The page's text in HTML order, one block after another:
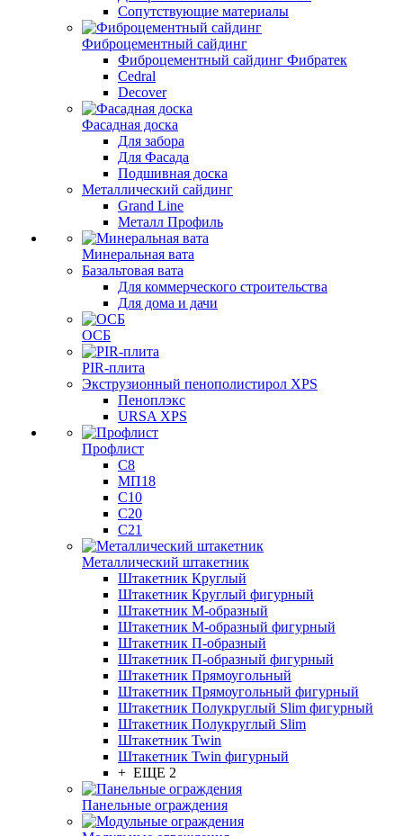
Сопутствующие материалы
Фиброцементный сайдинг
Фиброцементный сайдинг Фибратек
Cedral
Decover
Фасадная доска
Для забора
Для Фасада
Подшивная доска
Металлический сайдинг
Grand Line
Металл Профиль
Минеральная вата
Базальтовая вата
Для коммерческого строительства
Для дома и дачи
ОСБ
PIR-плита
Экструзионный пенополистирол XPS
Пеноплэкс
URSA XPS
Профлист
С8
МП18
С10
С20
С21
Металлический штакетник
Штакетник Круглый
Штакетник Круглый фигурный
Штакетник М-образный
Штакетник М-образный фигурный
Штакетник П-образный
Штакетник П-образный фигурный
Штакетник Прямоугольный
Штакетник Прямоугольный фигурный
Штакетник Полукруглый Slim фигурный
Штакетник Полукруглый Slim
Штакетник Twin
Штакетник Twin фигурный
+ ЕЩЕ 2
Панельные ограждения